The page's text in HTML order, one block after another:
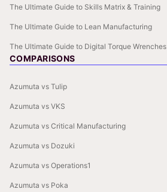
The Ultimate Guide to Skills Matrix & Training
The Ultimate Guide to Lean Manufacturing
The Ultimate Guide to Digital Torque Wrenches
COMPARISONS
Azumuta vs Tulip
Azumuta vs VKS
Azumuta vs Critical Manufacturing
Azumuta vs Dozuki
Azumuta vs Operations1
Azumuta vs Poka